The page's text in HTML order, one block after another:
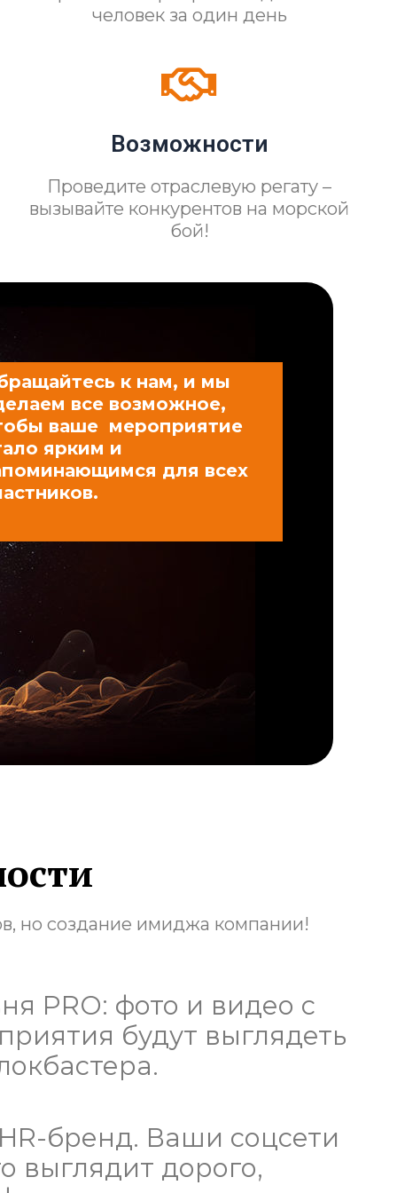
человек за один день
Возможности
Проведите отраслевую регату –
вызывайте конкурентов на морской
бой!
к нам, и мы
все возможное,
ваше мероприятие
ярким и
для всех
но создание имиджа компании!
PRO: фото и видео с
будут выглядеть
бренд. Ваши соцсети
выглядит дорого,